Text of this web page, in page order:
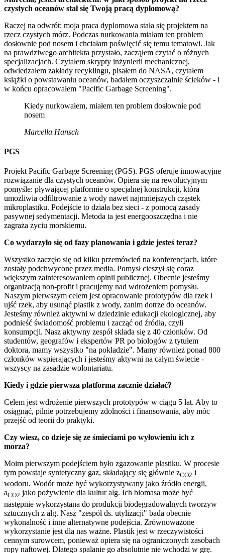
czystych oceanów stał się Twoją pracą dyplomową?
Raczej na odwrót: moja praca dyplomowa stała się projektem na
rzecz czystych mórz. Podczas nurkowania miałam ten problem
dosłownie pod nosem i chciałam poświęcić się temu tematowi. Jak
na prawdziwego architekta przystało, zacząłem czytać o różnych
specjalizacjach. Czytałem skrypty inżynierii mechanicznej,
odwiedzałem zakłady recyklingu, pisałem do NASA, czytałem
książki o powstawaniu oceanów, badałem oczyszczalnie ścieków - i
w końcu opracowałem "Pacific Garbage Screening".
Kiedy nurkowałem, miałem ten problem dosłownie pod
nosem
Marcella Hansch
PGS
Projekt Pacific Garbage Screening (PGS). PGS oferuje innowacyjne
rozwiązanie dla czystych oceanów. Opiera się na rewolucyjnym
pomyśle: pływającej platformie o specjalnej konstrukcji, która
umożliwia odfiltrowanie z wody nawet najmniejszych cząstek
mikroplastiku. Podejście to działa bez sieci - z pomocą zasady
pasywnej sedymentacji. Metoda ta jest energooszczędna i nie
zagraża życiu morskiemu.
Co wydarzyło się od fazy planowania i gdzie jesteś teraz?
Wszystko zaczęło się od kilku przemówień na konferencjach, które
zostały podchwycone przez media. Pomysł cieszył się coraz
większym zainteresowaniem opinii publicznej. Obecnie jesteśmy
organizacją non-profit i pracujemy nad wdrożeniem pomysłu.
Naszym pierwszym celem jest opracowanie prototypów dla rzek i
ujść rzek, aby usunąć plastik z wody, zanim dotrze do oceanów.
Jesteśmy również aktywni w dziedzinie edukacji ekologicznej, aby
podnieść świadomość problemu i zacząć od źródła, czyli
konsumpcji. Nasz aktywny zespół składa się z 40 członków. Od
studentów, geografów i ekspertów PR po biologów z tytułem
doktora, mamy wszystko "na pokładzie". Mamy również ponad 800
członków wspierających i jesteśmy aktywni na całym świecie -
wszyscy na zasadzie wolontariatu.
Kiedy i gdzie pierwsza platforma zacznie działać?
Celem jest wdrożenie pierwszych prototypów w ciągu 5 lat. Aby to
osiągnąć, pilnie potrzebujemy zdolności i finansowania, aby móc
przejść od teorii do praktyki.
Czy wiesz, co dzieje się ze śmieciami po wyłowieniu ich z
morza?
Moim pierwszym podejściem było zgazowanie plastiku. W procesie
tym powstaje syntetyczny gaz, składający się głównie zCO2 i
wodoru. Wodór może być wykorzystywany jako źródło energii,
aCO2 jako pożywienie dla kultur alg. Ich biomasa może być
następnie wykorzystana do produkcji biodegradowalnych tworzyw
sztucznych z alg. Nasz "zespół ds. utylizacji" bada obecnie
wykonalność i inne alternatywne podejścia. Zrównoważone
wykorzystanie jest dla nas ważne. Plastik jest w rzeczywistości
cennym surowcem, ponieważ opiera się na ograniczonych zasobach
ropy naftowej. Dlatego spalanie go absolutnie nie wchodzi w grę.